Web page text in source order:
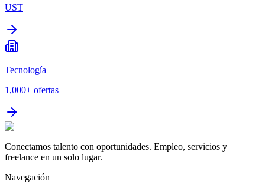
UST
Tecnología
1,000+ ofertas
Conectamos talento con oportunidades. Empleo, servicios y
freelance en un solo lugar.
Navegación